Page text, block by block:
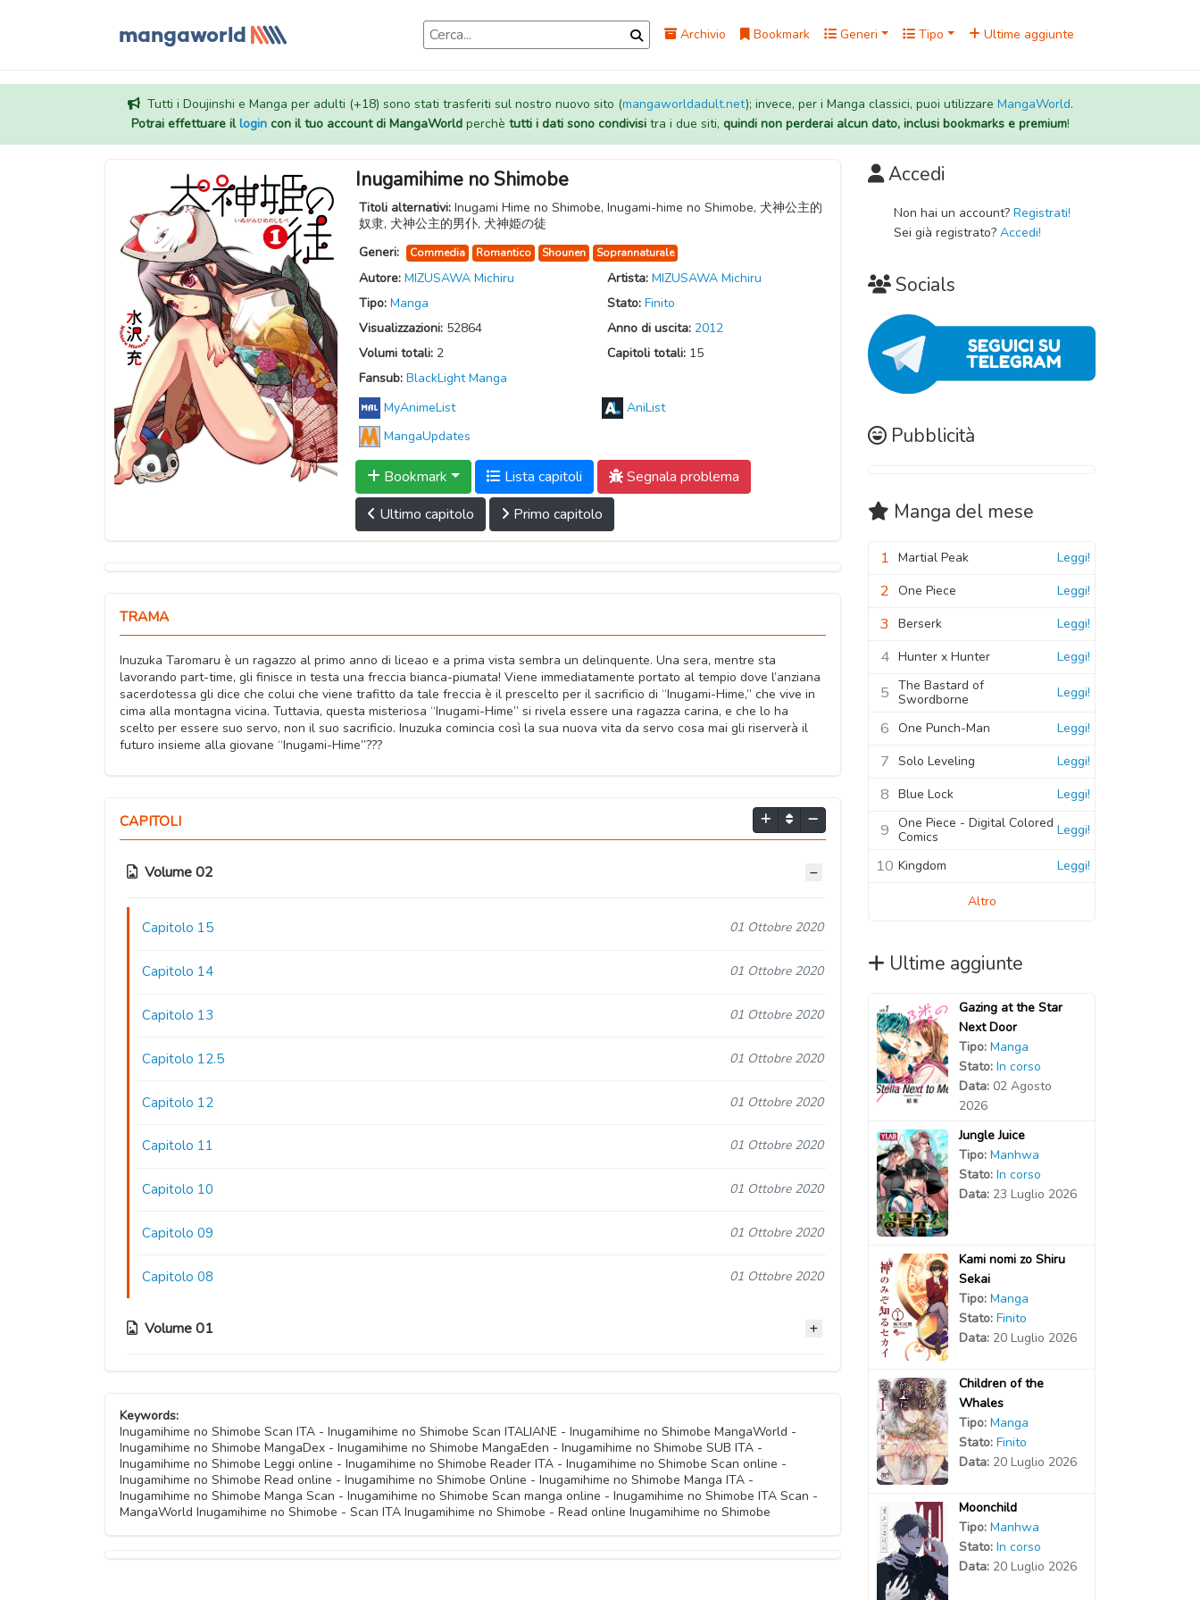
Archivio Bookmark Generi Tipo Ultime aggiunte
Tutti i Doujinshi e Manga per adulti (+18) sono stati trasferiti sul nostro nuovo sito (mangaworldadult.net); invece, per i Manga classici, puoi utilizzare MangaWorld.
Potrai effettuare illogincon il tuo account di MangaWorldperchè tutti i dati sono condivisitra i due siti, quindi non perderai alcun dato, inclusi bookmarks e premium!
Inugamihime no Shimobe
Titoli alternativi: Inugami Hime no Shimobe, Inugami-hime no Shimobe, 犬神公主的
奴隶, 犬神公主的男仆, 犬神姫の徒
Generi:
Commedia Romantico Shounen Soprannaturale
Autore: MIZUSAWA Michiru Artista: MIZUSAWA Michiru
Tipo: Manga Stato: Finito
Visualizzazioni: 52864 Anno di uscita: 2012
Volumi totali: 2 Capitoli totali: 15
Fansub: BlackLight Manga
MyAnimeList
AniList
MangaUpdates
Bookmark Lista capitoli
Segnala problema
Ultimo capitolo
Primo capitolo
TRAMA
Inuzuka Taromaru è un ragazzo al primo anno di liceao e a prima vista sembra un delinquente. Una sera, mentre sta
lavorando part-time, gli finisce in testa una freccia bianca-piumata! Viene immediatamente portato al tempio dove l’anziana
sacerdotessa gli dice che colui che viene trafitto da tale freccia è il prescelto per il sacrificio di “Inugami-Hime,” che vive in
cima alla montagna vicina. Tuttavia, questa misteriosa “Inugami-Hime” si rivela essere una ragazza carina, e che lo ha
scelto per essere suo servo, non il suo sacrificio. Inuzuka comincia così la sua nuova vita da servo cosa mai gli riserverà il
futuro insieme alla giovane “Inugami-Hime”???
CAPITOLI
Volume 02
Capitolo 15 01 Ottobre 2020
Capitolo 14 01 Ottobre 2020
Capitolo 13 01 Ottobre 2020
Capitolo 12.5 01 Ottobre 2020
Capitolo 12 01 Ottobre 2020
Capitolo 11 01 Ottobre 2020
Capitolo 10 01 Ottobre 2020
Capitolo 09 01 Ottobre 2020
Capitolo 08 01 Ottobre 2020
Volume 01
Capitolo 06 01 Ottobre 2020
Capitolo 05 01 Ottobre 2020
Capitolo 04 01 Ottobre 2020
Keywords:
Inugamihime no Shimobe Scan ITA - Inugamihime no Shimobe Scan ITALIANE - Inugamihime no Shimobe MangaWorld -
Inugamihime no Shimobe MangaDex - Inugamihime no Shimobe MangaEden - Inugamihime no Shimobe SUB ITA -
Inugamihime no Shimobe Leggi online - Inugamihime no Shimobe Reader ITA - Inugamihime no Shimobe Scan online -
Inugamihime no Shimobe Read online - Inugamihime no Shimobe Online - Inugamihime no Shimobe Manga ITA -
Inugamihime no Shimobe Manga Scan - Inugamihime no Shimobe Scan manga online - Inugamihime no Shimobe ITA Scan -
MangaWorld Inugamihime no Shimobe - Scan ITA Inugamihime no Shimobe - Read online Inugamihime no Shimobe
Accedi
Non hai un account? Registrati!
Sei già registrato? Accedi!
Socials
Pubblicità
Manga del mese
1 Martial Peak Leggi!
2 One Piece Leggi!
3 Berserk Leggi!
4 Hunter x Hunter Leggi!
5 The Bastard of
Swordborne
Leggi!
6 One Punch-Man Leggi!
7 Solo Leveling Leggi!
8 Blue Lock Leggi!
9 One Piece - Digital Colored
Comics
Leggi!
10 Kingdom Leggi!
Altro
Ultime aggiunte
Gazing at the Star
Next Door
Tipo: Manga
Stato: In corso
Data: 02 Agosto
2026
Jungle Juice
Tipo: Manhwa
Stato: In corso
Data: 23 Luglio 2026
Kami nomi zo Shiru
Sekai
Tipo: Manga
Stato: Finito
Data: 20 Luglio 2026
Children of the
Whales
Tipo: Manga
Stato: Finito
Data: 20 Luglio 2026
Moonchild
Tipo: Manhwa
Stato: In corso
Data: 20 Luglio 2026